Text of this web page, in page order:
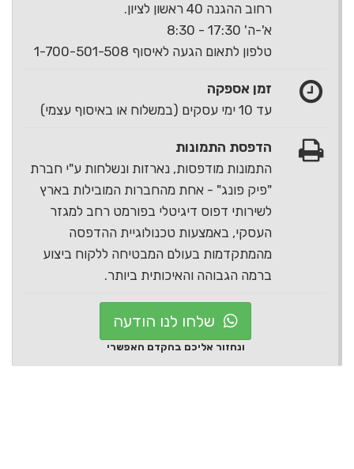
רחוב ההגנה 40 ראשון לציון.
א'-ה' 17:30 - 8:30
טלפון לתאום הגעה לאיסוף 1-700-501-508
זמן אספקה
עד 10 ימי עסקים (במשלוח או באיסוף עצמי)
הדפסת התמונות
התמונות מודפסות, נארזות ונשלחות ע"י חברת
"פיק פונג" - אחת מהחברות המובילות בארץ
לשירותי דפוס דיגיטלי בפורמט רחב למגזר
העסקי, באמצעות טכנולוגיית ההדפסה
מהמתקדמות בעולם המבטיחה ללקוח ביצוע
ברמה הגבוהה והאיכותית ביותר.
שלחו לנו הודעה
ונחזור אליכם בהקדם האפשרי